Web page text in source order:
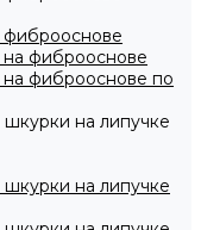
фиброоснове
фиброоснове по
на липучке
на липучке